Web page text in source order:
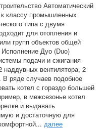
Автоматический
к классу промышленных
типа с двумя
для отопления и
групп объектов общей
Дуо (Duo)
подачи и сжигания
вентилятора, 2
ряде случаев подобное
котел с гораздо большей
в межсезонье котел
и выдавать
и достаточную для
далее